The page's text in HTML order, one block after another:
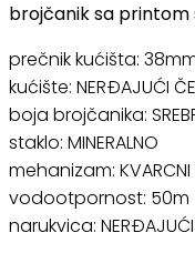
brojčanik sa printom
prečnik kućišta:
kućište: NERĐAJUĆI
boja brojčanika:
staklo: MINERALNO
mehanizam: KVARCNI
vodootpornost: 50m
narukvica: NERĐAJUĆI